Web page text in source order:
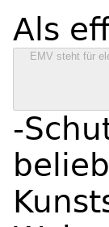
Als
EMV steht für
-